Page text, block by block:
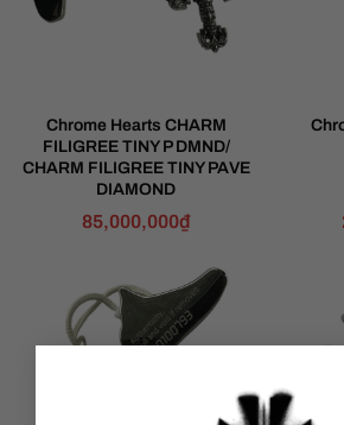
Chrome Hearts CHARM
FILIGREE TINY P DMND/
CHARM FILIGREE TINY PAVE
DIAMOND
85,000,000₫